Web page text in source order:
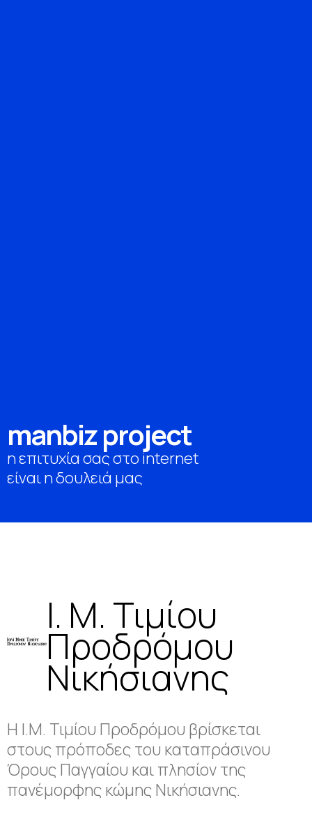
manbizproject
η επιτυχία σας στο internet
είναι η δουλειά μας
Ι. Μ. Τιμίου
Προδρόμου
Νικήσιανης
Η Ι.Μ. Τιμίου Προδρόμου βρίσκεται
στους πρόποδες του καταπράσινου
Όρους Παγγαίου και πλησίον της
πανέμορφης κώμης Νικήσιανης.